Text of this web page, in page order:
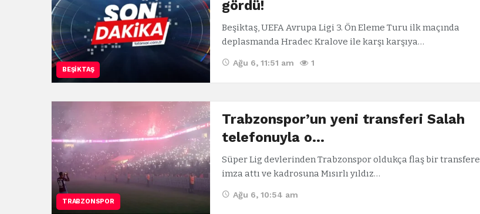
BEŞIKTAŞ
gördü!
Beşiktaş, UEFA Avrupa Ligi 3. Ön Eleme Turu ilk maçında
deplasmanda Hradec Kralove ile karşı karşıya…
Ağu 6, 11:51 am 1
TRABZONSPOR
Trabzonspor’un yeni transferi Salah
telefonuyla o…
Süper Lig devlerinden Trabzonspor oldukça flaş bir transfere
imza attı ve kadrosuna Mısırlı yıldız…
Ağu 6, 10:54 am